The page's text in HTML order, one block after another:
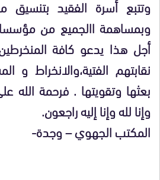
وتتبع أسرة الفقيد
وبمساهمة االجميع من
أجل هذا يدعو كافة
نقابتهم الفتية،والانخراط و
بعثها وتقويتها . فرحمة الله
وإنا لله وإنا إليه راجعون.
المكتب الجهوي – وجدة-